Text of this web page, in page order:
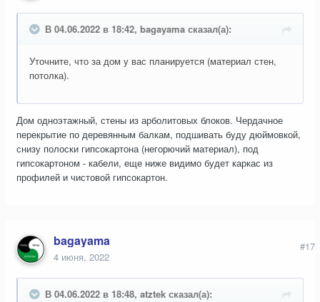
В 04.06.2022 в 18:42, bagayama сказал(а):
Уточните, что за дом у вас планируется (материал стен,
потолка).
Дом одноэтажный, стены из арболитовых блоков. Чердачное
перекрытие по деревянным балкам, подшивать буду дюймовкой,
снизу полоски гипсокартона (негорючий материал), под
гипсокартоном - кабели, еще ниже видимо будет каркас из
профилей и чистовой гипсокартон.
bagayama
4 июня, 2022
#17
В 04.06.2022 в 18:48, atztek сказал(а):